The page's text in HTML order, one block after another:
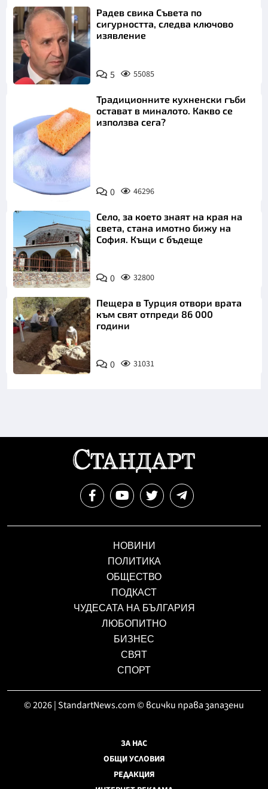
Радев свика Съвета по
сигурността, следва ключово
изявление
5 55085
Снимка:
Пиксабей
Традиционните кухненски гъби
остават в миналото. Какво се
използва сега?
0 46296
Село, за което знаят на края на
света, стана имотно бижу на
София. Къщи с бъдеще
0 32800
Пещера в Турция отвори врата
към свят отпреди 86 000
години
0 31031
НОВИНИ
ПОЛИТИКА
ОБЩЕСТВО
ПОДКАСТ
ЧУДЕСАТА НА БЪЛГАРИЯ
ЛЮБОПИТНО
БИЗНЕС
СВЯТ
СПОРТ
© 2026 | StandartNews.com © всички права запазени
ЗА НАС
ОБЩИ УСЛОВИЯ
РЕДАКЦИЯ